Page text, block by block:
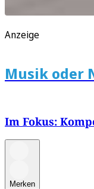
Anzeige
Musik oder
Im Fokus:
Merken